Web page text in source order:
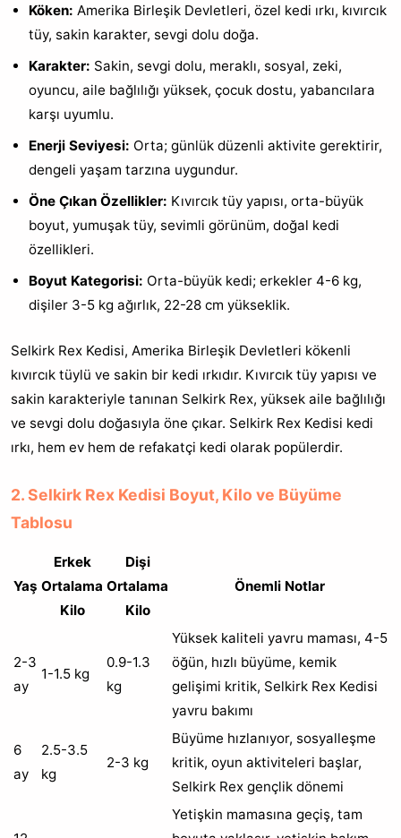
Köken: Amerika Birleşik Devletleri, özel kedi ırkı, kıvırcık
tüy, sakin karakter, sevgi dolu doğa.
Karakter: Sakin, sevgi dolu, meraklı, sosyal, zeki,
oyuncu, aile bağlılığı yüksek, çocuk dostu, yabancılara
karşı uyumlu.
Enerji Seviyesi: Orta; günlük düzenli aktivite gerektirir,
dengeli yaşam tarzına uygundur.
Öne Çıkan Özellikler: Kıvırcık tüy yapısı, orta-büyük
boyut, yumuşak tüy, sevimli görünüm, doğal kedi
özellikleri.
Boyut Kategorisi: Orta-büyük kedi; erkekler 4-6 kg,
dişiler 3-5 kg ağırlık, 22-28 cm yükseklik.
Selkirk Rex Kedisi, Amerika Birleşik Devletleri kökenli
kıvırcık tüylü ve sakin bir kedi ırkıdır. Kıvırcık tüy yapısı ve
sakin karakteriyle tanınan Selkirk Rex, yüksek aile bağlılığı
ve sevgi dolu doğasıyla öne çıkar. Selkirk Rex Kedisi kedi
ırkı, hem ev hem de refakatçi kedi olarak popülerdir.
2. Selkirk Rex Kedisi Boyut, Kilo ve Büyüme
Tablosu
Yaş
Erkek
Ortalama
Kilo
Dişi
Ortalama
Kilo
Önemli Notlar
2-3
ay
1-1.5 kg
0.9-1.3
kg
Yüksek kaliteli yavru maması, 4-5
öğün, hızlı büyüme, kemik
gelişimi kritik, Selkirk Rex Kedisi
yavru bakımı
6
ay
2.5-3.5
kg
2-3 kg
Büyüme hızlanıyor, sosyalleşme
kritik, oyun aktiviteleri başlar,
Selkirk Rex gençlik dönemi
Yetişkin mamasına geçiş, tam